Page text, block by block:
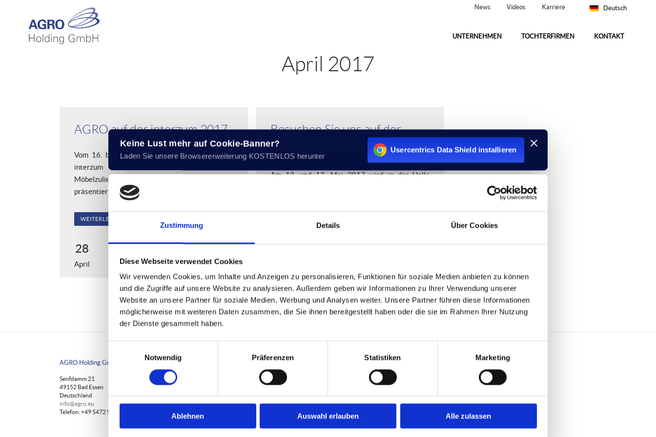
Keine Lust mehr auf Cookie-Banner?
Laden Sie unsere Browsererweiterung KOSTENLOS herunter
Usercentrics Data Shield installieren
Zustimmung Details Über Cookies
Diese Webseite verwendet Cookies
Wir verwenden Cookies, um Inhalte und Anzeigen zu personalisieren, Funktionen für soziale Medien anbieten zu können
und die Zugriffe auf unsere Website zu analysieren. Außerdem geben wir Informationen zu Ihrer Verwendung unserer
Website an unsere Partner für soziale Medien, Werbung und Analysen weiter. Unsere Partner führen diese Informationen
möglicherweise mit weiteren Daten zusammen, die Sie ihnen bereitgestellt haben oder die sie im Rahmen Ihrer Nutzung
der Dienste gesammelt haben.
Notwendig
Präferenzen Statistiken Marketing
Ablehnen Auswahl erlauben Alle zulassen
News Videos Karriere Deutsch
UNTERNEHMEN TOCHTERFIRMEN KONTAKT
April 2017
AGRO auf der interzum 2017
Vom 16. bis zum 19. Mai 2017 findet mit der
interzum die Leitmesse der
Möbelzuliefererindustrie in Köln statt. AGRO
präsentiert sich in diesem Jahr in Halle...
WEITERLESEN
28
April
Besuchen Sie uns auf der
Ausbildung 49!
Am 12. und 13. Mai 2017 wird in der Halle
KG,...
April
AGRO Holding GmbH
Senfdamm 21
49152 Bad Essen
Deutschland
info@agro.eu
Telefon: +49 5472 9420-0
News
Austausch zwischen Wirtschaft und Politik bei AGRO in Bad
Essen
Videos